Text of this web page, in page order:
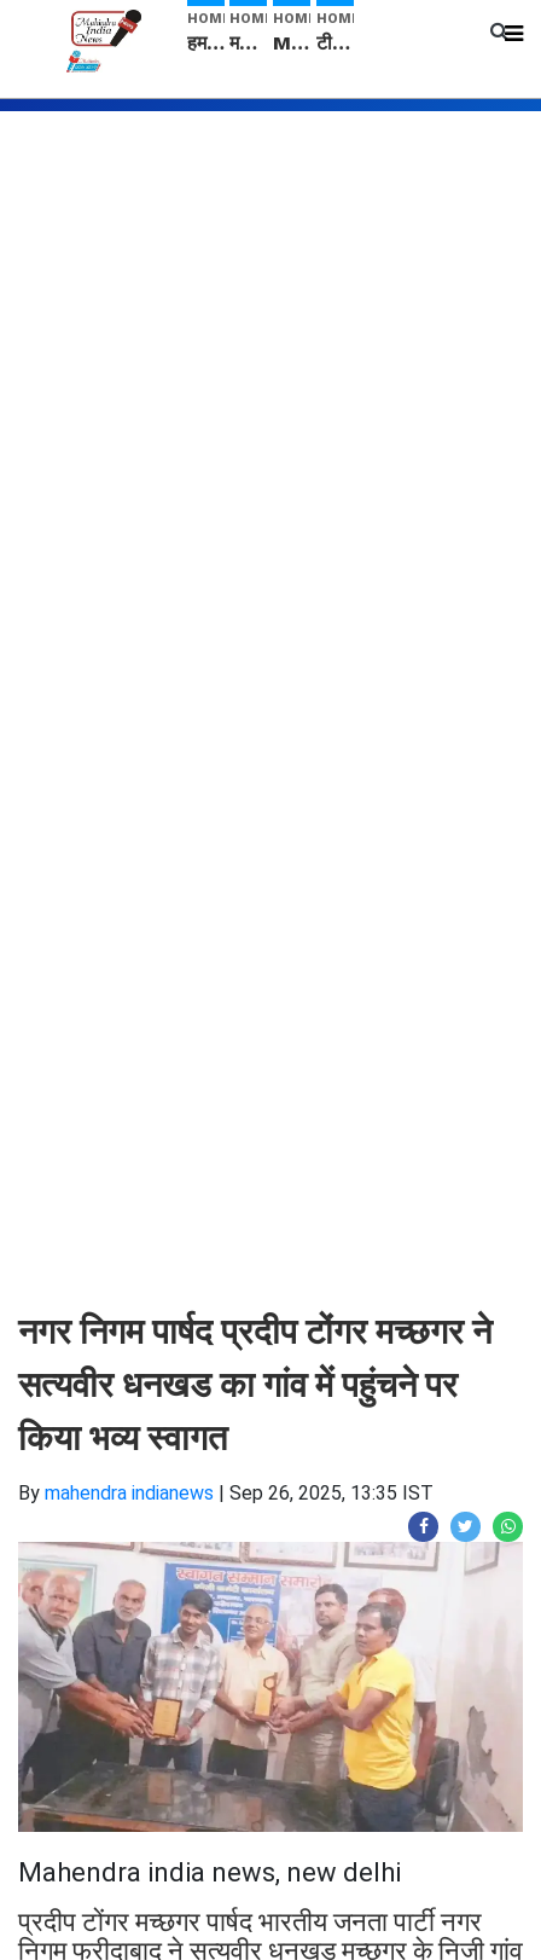
HOME
हम सनातनी..." सांसद kangana Ranaut से क्या बोली लड़की? Viral Jantar-Mantar | CJP protest
HOME
मनीषा हत्याकांड: हत्या, आत्महत्या या कोई बड़ा राज? | Full Story | Josh Haryana
HOME
Mangalsutra: हिंदू धर्म में शादी के बाद मंगलसूत्र क्यों पहनती है महिलाएं, किसने शुरु की ये परंपरा
HOME
टीम बीकेई ने एग्रीकल्चर ग्रेड की यूरिया खाद गट्टों में बदलकर टेक्निकल ग्रेड में बेचने वालों पर करवाई कार्रवाई: लखविंदर सिंह औलख
नगर निगम पार्षद प्रदीप टोंगर मच्छगर ने
सत्यवीर धनखड का गांव में पहुंचने पर
किया भव्य स्वागत
By mahendra indianews | Sep 26, 2025, 13:35 IST
Mahendra india news, new delhi
प्रदीप टोंगर मच्छगर पार्षद भारतीय जनता पार्टी नगर
निगम फरीदाबाद ने सत्यवीर धनखड मच्छगर के निजी गांव